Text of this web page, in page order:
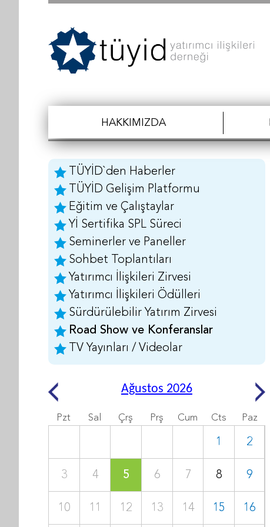
HAKKIMIZDA
TÜYİD`den Haberler
TÜYİD Gelişim Platformu
Eğitim ve Çalıştaylar
Yİ Sertifika SPL Süreci
Seminerler ve Paneller
Sohbet Toplantıları
Yatırımcı İlişkileri Zirvesi
Yatırımcı İlişkileri Ödülleri
Sürdürülebilir Yatırım Zirvesi
Road Show ve Konferanslar
TV Yayınları / Videolar
Ağustos 2026
Pzt Sal Çrş Prş Cum Cts Paz
1 2
3 4 5 6 7 8 9
10 11 12 13 14 15 16